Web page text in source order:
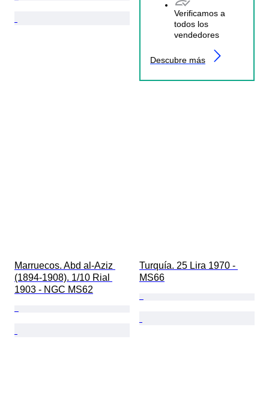
Verificamos a
todos los
vendedores
Descubre más
Marruecos. Abd al-Aziz
(1894-1908). 1/10 Rial
1903 - NGC MS62
Turquía. 25 Lira 1970 -
MS66